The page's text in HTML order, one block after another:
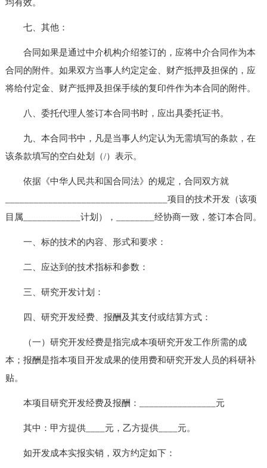
均有效。
七、其他：
合同如果是通过中介机构介绍签订的，应将中介合同作为本
合同的附件。如果双方当事人约定定金、财产抵押及担保的，应
将给付定金、财产抵押及担保手续的复印件作为本合同的附件。
八、委托代理人签订本合同书时，应出具委托证书。
九、本合同书中，凡是当事人约定认为无需填写的条款，在
该条款填写的空白处划（/）表示。
依据《中华人民共和国合同法》的规定，合同双方就
__________________________________项目的技术开发（该项
目属____________计划），________经协商一致，签订本合同。
一、标的技术的内容、形式和要求：
二、应达到的技术指标和参数：
三、研究开发计划：
四、研究开发经费、报酬及其支付或结算方式：
（一）研究开发经费是指完成本项研究开发工作所需的成
本；报酬是指本项目开发成果的使用费和研究开发人员的科研补
贴。
本项目研究开发经费及报酬：________________元
其中：甲方提供____元，乙方提供____元。
如开发成本实报实销，双方约定如下：